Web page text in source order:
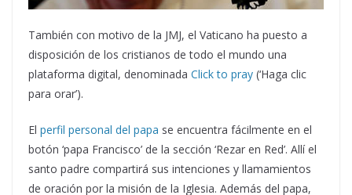
También con motivo de la JMJ, el Vaticano ha puesto a
disposición de los cristianos de todo el mundo una
plataforma digital, denominada Click to pray (‘Haga clic
para orar’).
El perfil personal del papa se encuentra fácilmente en el
botón ‘papa Francisco’ de la sección ‘Rezar en Red’. Allí el
santo padre compartirá sus intenciones y llamamientos
de oración por la misión de la Iglesia. Además del papa,